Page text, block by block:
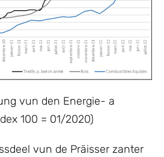
vun den Energie- a
100 = 01/2020)
vun de Präisser zanter